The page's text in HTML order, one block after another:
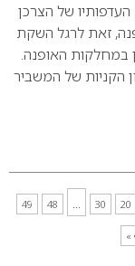
של הצרכן
זאת לרגל השקת
במחלקות האופנה.
הקניות של המשביר
20
30
...
48
49
»